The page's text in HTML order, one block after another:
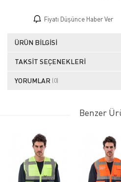
Fiyatı Düşünce Haber Ver
ÜRÜN BILGISI
TAKSIT SEÇENEKLERI
YORUMLAR (0)
Benzer